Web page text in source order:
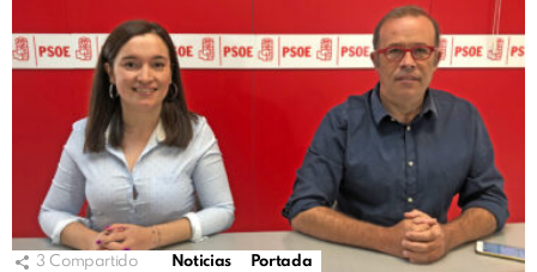
3 Compartido Noticias Portada